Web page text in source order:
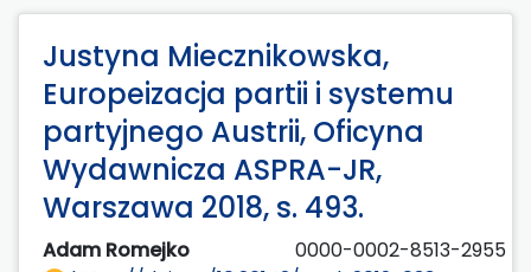
Justyna Miecznikowska,
Europeizacja partii i systemu
partyjnego Austrii, Oficyna
Wydawnicza ASPRA-JR,
Warszawa 2018, s. 493.
Adam Romejko
0000-0002-8513-2955